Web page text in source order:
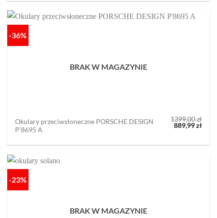
-36%
BRAK W MAGAZYNIE
Okulary przeciwsłoneczne PORSCHE DESIGN
P’8695 A
1399,00zł
Pierwotna
cena
1399,00 zł.
889,99zł
-23%
BRAK W MAGAZYNIE